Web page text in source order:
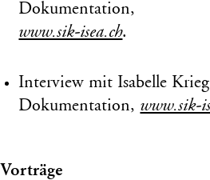
Dokumentation,
www.sik-isea.ch.
Interview mit Isabelle
Dokumentation, www.sik-
Vorträge